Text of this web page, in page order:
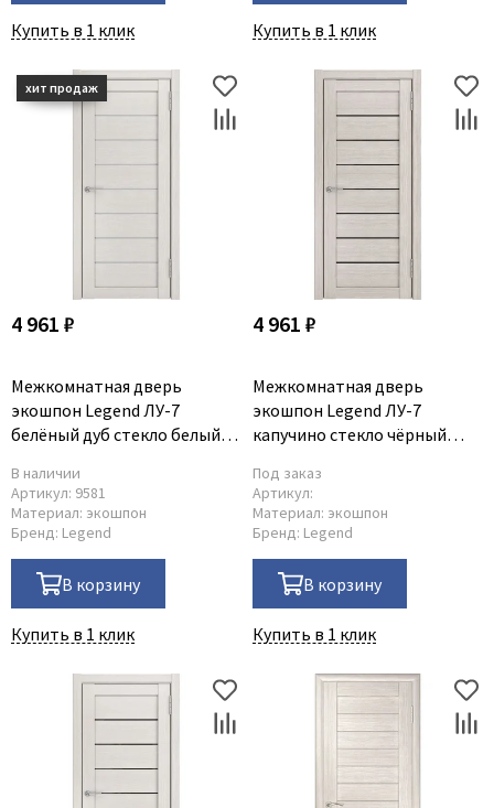
Купить в 1 клик Купить в 1 клик
4 961 ₽
Межкомнатная дверь
экошпон Legend ЛУ-7
белёный дуб стекло белый
В наличии
Артикул: 9581
Материал: экошпон
Бренд: Legend
В корзину
Купить в 1 клик
4 961 ₽
Межкомнатная дверь
экошпон Legend ЛУ-7
капучино стекло чёрный
Под заказ
Артикул:
Материал: экошпон
Бренд: Legend
В корзину
Купить в 1 клик